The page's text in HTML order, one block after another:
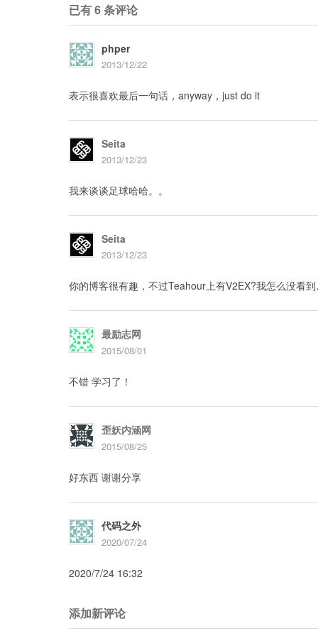
已有 6 条评论
phper
2013/12/22
表示很喜欢最后一句话，anyway，just do it
Seita
2013/12/23
我来谈谈足球哈哈。。
Seita
2013/12/23
你的博客很有趣，不过Teahour上有V2EX?我怎么没看
最励志网
2015/08/01
不错 学习了！
歪妖内涵网
2015/08/25
好东西 谢谢分享
代码之外
2020/07/24
2020/7/24 16:32
添加新评论